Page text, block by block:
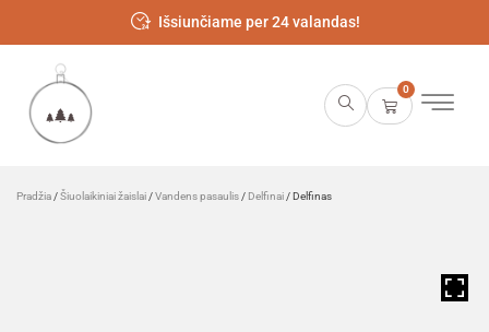
Išsiunčiame per 24 valandas!
0
Pradžia /Šiuolaikiniai žaislai /Vandens pasaulis / Delfinai / Delfinas